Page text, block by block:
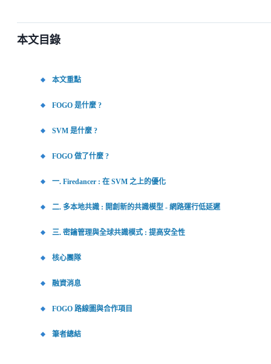
本文目錄
本文重點
FOGO 是什麼 ?
SVM 是什麼 ?
FOGO 做了什麼 ?
一. Firedancer : 在 SVM 之上的優化
二. 多本地共識 : 開創新的共識模型 - 網路運行低延遲
三. 密鑰管理與全球共識模式 : 提高安全性
核心團隊
融資消息
FOGO 路線圖與合作項目
筆者總結